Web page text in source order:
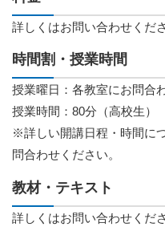
詳しくはお問い合わせくだ
時間割・授業時間
授業曜日：各教室にお問合
授業時間：80分（高校生）
※詳しい開講日程・時間に
問合わせください。
教材・テキスト
詳しくはお問い合わせくだ